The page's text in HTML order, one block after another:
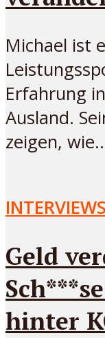
Michael ist
Erfahrung
Ausland.
zeigen,
INTERVIEWS
Geld
hinter